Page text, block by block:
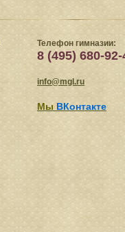
Телефон гимназии:
8 (495) 680-92-
info@mgl.ru
Мы ВКонтакте